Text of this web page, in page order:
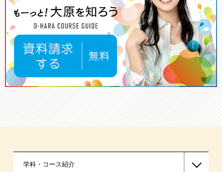
学科・コース紹介